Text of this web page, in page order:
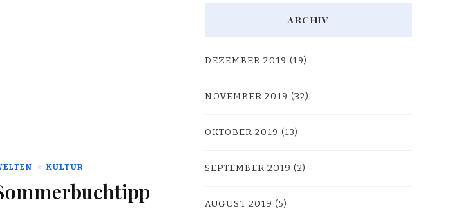
KULTUR
ARCHIV
DEZEMBER 2019 (19)
NOVEMBER 2019 (32)
OKTOBER 2019 (13)
SEPTEMBER 2019 (2)
AUGUST 2019 (5)